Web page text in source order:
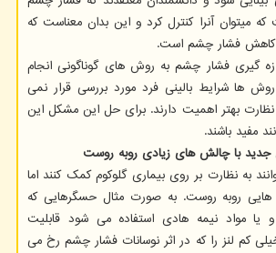
میتوان آنرا کنترل کرد و این بدان معناست که
کاهش فشار چشم است.
گیری فشار چشم به روش های گوناگونی انجام
ها شرایط بالینی فرد مورد بررسی قرار نمی
نظارت بهتر اهمیت دارند. برای حل این مشکل این
مفید باشند.
جدید با چالش های زیادی روبه روست
به نظارت بر روی بیماری گلوکوم کمک کنند اما
روبه روست. به صورت مثال حسگرهایی که
و یا مواد نیمه هادی استفاده می شود قابلیت
کم لنز را که در اثر نوسانات فشار چشم رخ می